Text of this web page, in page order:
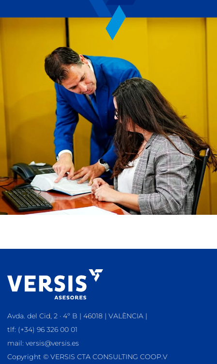
Avda. del Cid, 2 · 4º B | 46018 | VALÈNCIA |
tlf: (+34) 96 326 00 01
mail: versis@versis.es
Copyright © VERSIS CTA CONSULTING COOP.V